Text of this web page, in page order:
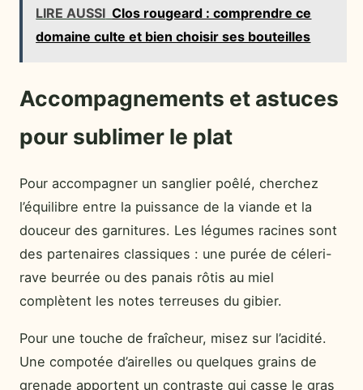
LIRE AUSSI Clos rougeard : comprendre ce
domaine culte et bien choisir ses bouteilles
Accompagnements et astuces
pour sublimer le plat
Pour accompagner un sanglier poêlé, cherchez
l’équilibre entre la puissance de la viande et la
douceur des garnitures. Les légumes racines sont
des partenaires classiques : une purée de céleri-
rave beurrée ou des panais rôtis au miel
complètent les notes terreuses du gibier.
Pour une touche de fraîcheur, misez sur l’acidité.
Une compotée d’airelles ou quelques grains de
grenade apportent un contraste qui casse le gras